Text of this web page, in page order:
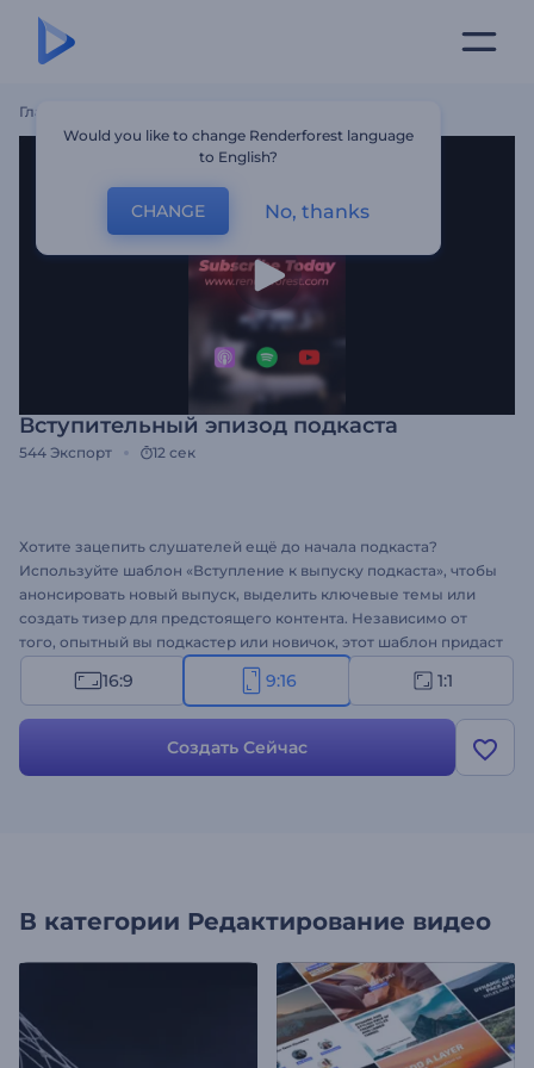
Главная
Вступительный эпизод подкаста
544 Экспорт 12 сек
Хотите зацепить слушателей ещё до начала подкаста?
Используйте шаблон «Вступление к выпуску подкаста», чтобы
анонсировать новый выпуск, выделить ключевые темы или
создать тизер для предстоящего контента. Независимо от
того, опытный вы подкастер или новичок, этот шаблон придаст
вашему вступлению профессиональный вид. Добавьте в
сцены медиафайлы, логотип, музыку и информацию о
заставляйте слушателей возвращаться за новыми
16:9 9:16 1:1
Создать Сейчас
В категории Редактирование видео
Would you like to change Renderforest language
to English?
CHANGE No, thanks